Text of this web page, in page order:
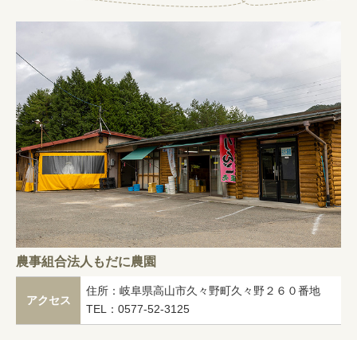
農事組合法人もだに農園
アクセス
住所：岐阜県高山市久々野町久々野２６０番地
TEL：0577-52-3125